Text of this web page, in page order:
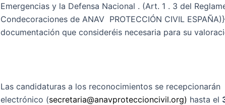
Emergencias y la Defensa Nacional . (Art. 1 . 3 del
Condecoraciones de ANAV PROTECCIÓN CIVIL
documentación que consideréis necesaria para su
Las candidaturas a los reconocimientos se
electrónico (secretaria@anavproteccioncivil.org) hasta el